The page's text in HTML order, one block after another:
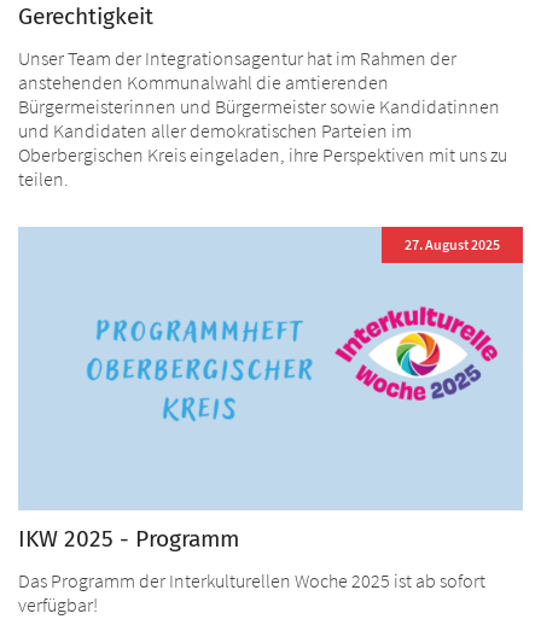
Gerechtigkeit
Unser Team der Integrationsagentur hat im Rahmen der
anstehenden Kommunalwahl die amtierenden
Bürgermeisterinnen und Bürgermeister sowie Kandidatinnen
und Kandidaten aller demokratischen Parteien im
Oberbergischen Kreis eingeladen, ihre Perspektiven mit uns zu
teilen.
IKW 2025 - Programm
27. August 2025
Das Programm der Interkulturellen Woche 2025 ist ab sofort
verfügbar!